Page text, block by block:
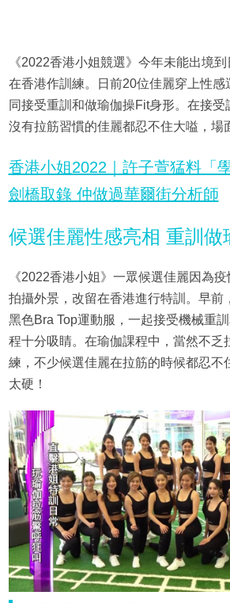
《2022香港小姐競選》今年未能出境
在香港作訓練。日前20位佳麗穿上性感
同接受重訓和做瑜伽操Fit身形。在接
沒有拉筋習慣的佳麗都忍不住大嗌，場
香港小姐2022｜許子萱猛料「
劍橋取錄 仲做過華爾街分析師
候選佳麗性感亮相 重訓做
《2022香港小姐》一眾候選佳麗因為
拍攝外景，改留在香港進行特訓。早前
黑色Bra Top運動服，一起接受機械重
程十分吸睛。在瑜伽課程中，當然不乏
練，不少候選佳麗在拉筋的時候都忍不
太硬！